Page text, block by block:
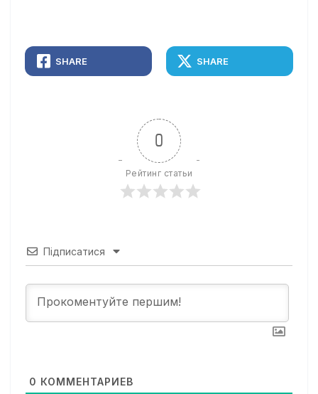
SHARE SHARE
0
Рейтинг статьи
Підписатися
0 КОММЕНТАРИЕВ